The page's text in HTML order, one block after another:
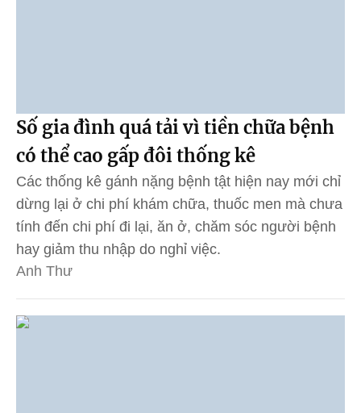
Số gia đình quá tải vì tiền chữa bệnh
có thể cao gấp đôi thống kê
Các thống kê gánh nặng bệnh tật hiện nay mới chỉ
dừng lại ở chi phí khám chữa, thuốc men mà chưa
tính đến chi phí đi lại, ăn ở, chăm sóc người bệnh
hay giảm thu nhập do nghỉ việc.
Anh Thư